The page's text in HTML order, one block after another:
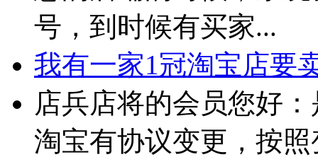
号，到时候有买家...
我有一家1冠淘宝店要
店兵店将的会员您好
淘宝有协议变更，按